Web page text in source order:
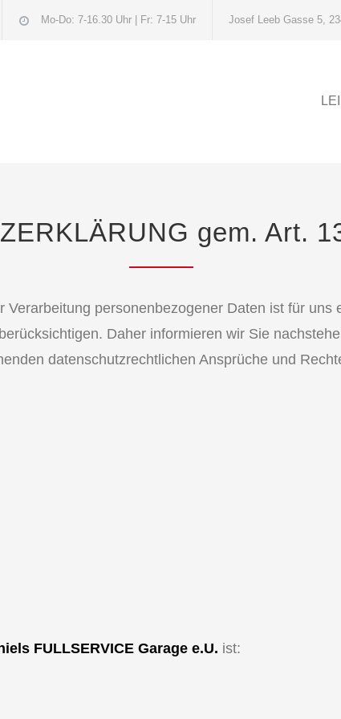
Mo-Do: 7-16.30 Uhr | Fr: 7-15 Uhr Josef Leeb Gasse 5,
gem. Art.
personenbezogener Daten ist für
Daher informieren wir Sie
datenschutzrechtlichen Ansprüche und
FULLSERVICE Garage e.U. ist: